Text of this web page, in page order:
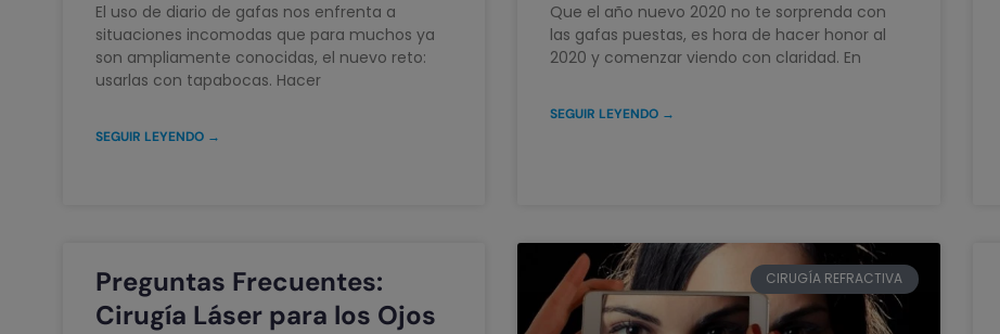
El uso de diario de gafas nos enfrenta a
situaciones incomodas que para muchos ya
son ampliamente conocidas, el nuevo reto:
usarlas con tapabocas. Hacer
SEGUIR LEYENDO →
Que el año nuevo 2020 no te sorprenda con
las gafas puestas, es hora de hacer honor al
2020 y comenzar viendo con claridad. En
SEGUIR LEYENDO →
Preguntas Frecuentes:
Cirugía Láser para los Ojos
CIRUGÍA REFRACTIVA